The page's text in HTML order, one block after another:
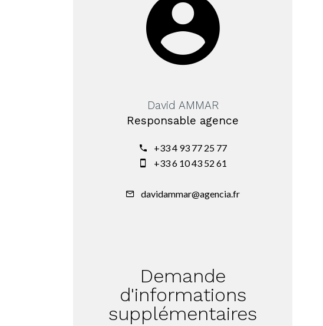
David AMMAR
Responsable agence
+33 4 93 77 25 77
+33 6 10 43 52 61
davidammar@agencia.fr
Demande
d'informations
supplémentaires